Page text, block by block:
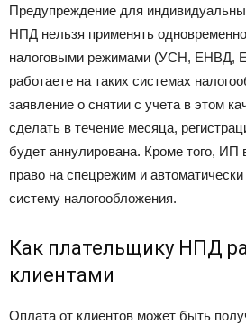
Предупреждение для
НПД нельзя применять
налоговыми режимами (УСН, ЕНВД,
работаете на таких системах
заявление о снятии с учета в этом
сделать в течение месяца,
будет аннулирована. Кроме того, ИП
право на спецрежим и
систему налогообложения.
Как плательщику НПД
клиентами
Оплата от клиентов может быть